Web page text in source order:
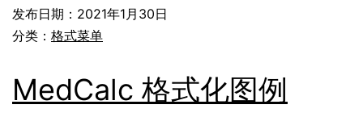
发布日期： 2021年1月30日
分类： 格式菜单
MedCalc 格式化图例